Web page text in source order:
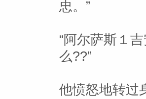
忠。”
“阿尔萨斯１
么??”
他愤怒地转过